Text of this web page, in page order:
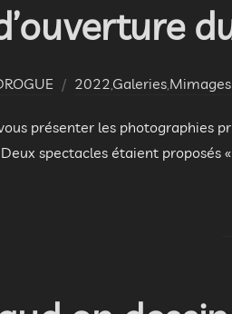
2022 Galeries
présenter les photographies
spectacles étaient proposés